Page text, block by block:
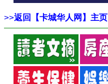
>>返回【卡城华人网】主页